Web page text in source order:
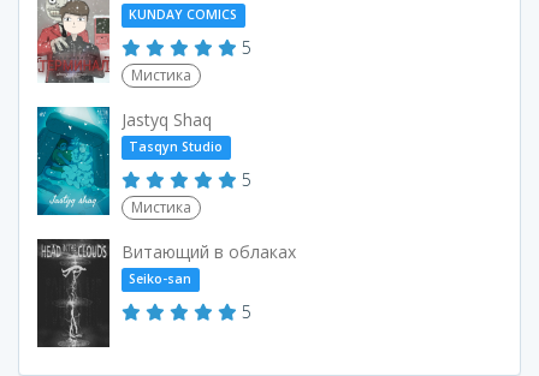
KUNDAY COMICS
5
Мистика
Jastyq Shaq
Tasqyn Studio
5
Мистика
Витающий в облаках
Seiko-san
5